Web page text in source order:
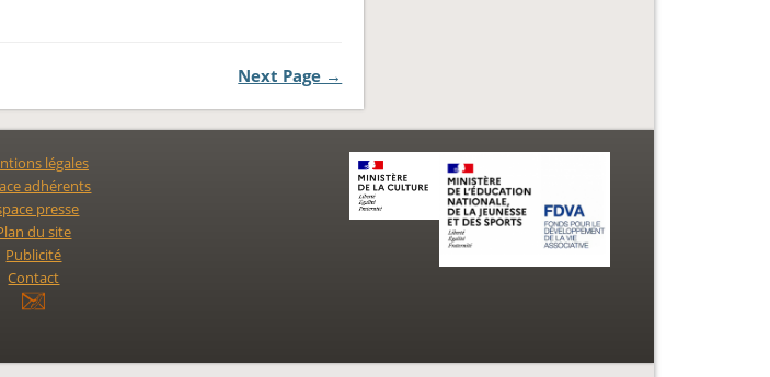
Next Page →
légales
adhérents
presse
du site
Publicité
Contact